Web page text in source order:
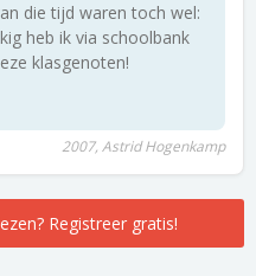
die tijd waren toch wel:
heb ik via schoolbank
klasgenoten!
2007, Astrid Hogenkamp
Registreer gratis!